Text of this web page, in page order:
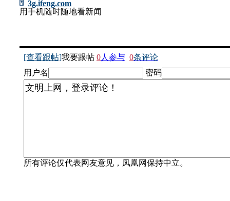
3g.ifeng.com
用手机随时随地看新闻
[查看跟帖]我要跟帖 0人参与 0条评论
用户名
密码
所有评论仅代表网友意见，凤凰网保持中立。